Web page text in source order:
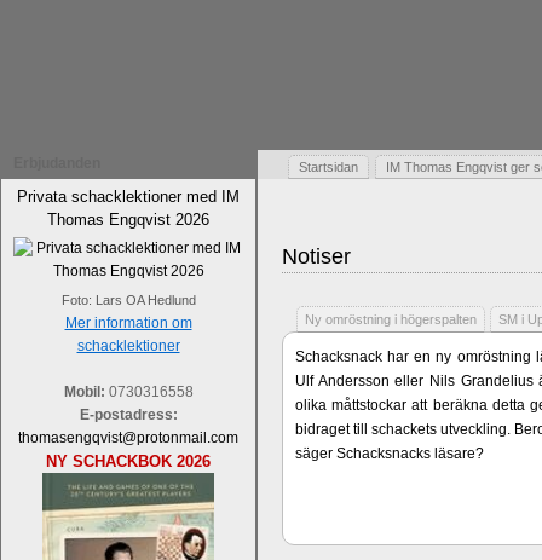
Privata schacklektioner med IM
Thomas Engqvist 2026
Foto: Lars OA Hedlund
Mer information om
schacklektioner
Mobil: 0730316558
E-postadress:
thomasengqvist@protonmail.com
NY SCHACKBOK 2026
Startsidan IM Thomas Engqvist ger
Notiser
Ny omröstning i högerspalten SM i
Schacksnack har en ny omröstning
Ulf Andersson eller Nils
olika måttstockar att beräkna detta
bidraget till schackets utveckling.
säger Schacksnacks läsare?